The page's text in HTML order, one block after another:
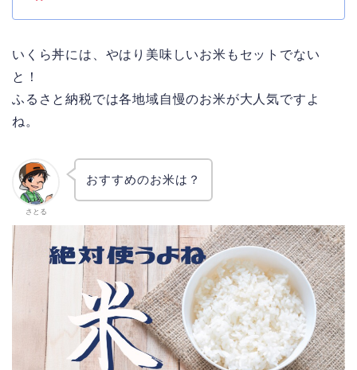
いくら丼には、やはり美味しいお米もセットでない
と！
ふるさと納税では各地域自慢のお米が大人気ですよ
ね。
さとる
おすすめのお米は？